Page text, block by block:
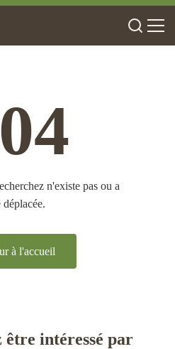
n'existe pas ou a
déplacée.
à l'accueil
intéressé par